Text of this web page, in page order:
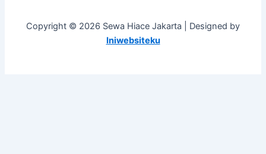
Copyright © 2026 Sewa Hiace Jakarta | Designed by
Iniwebsiteku